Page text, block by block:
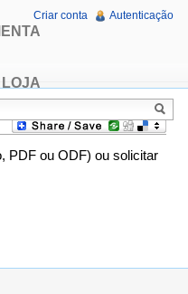
PDF ou ODF) ou solicitar
LOJA
Criar conta Autenticação